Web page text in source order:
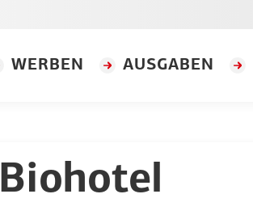
WERBEN AUSGABEN
Biohotel